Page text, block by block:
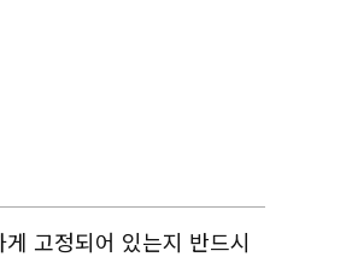
고정되어 있는지 반드시